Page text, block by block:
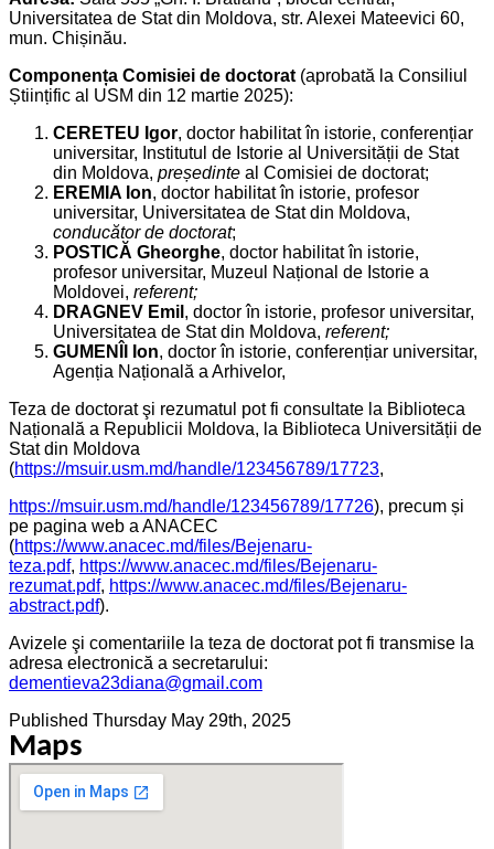
Universitatea de Stat din Moldova, str. Alexei Mateevici 60,
mun. Chișinău.
Componența Comisiei de doctorat (aprobată la Consiliul
Științific al USM din 12 martie 2025):
CERETEU Igor, doctor habilitat în istorie, conferențiar
universitar, Institutul de Istorie al Universității de Stat
din Moldova, președinte al Comisiei de doctorat;
EREMIA Ion, doctor habilitat în istorie, profesor
universitar, Universitatea de Stat din Moldova,
conducător de doctorat;
POSTICĂ Gheorghe, doctor habilitat în istorie,
profesor universitar, Muzeul Național de Istorie a
Moldovei, referent;
DRAGNEV Emil , doctor în istorie, profesor universitar,
Universitatea de Stat din Moldova, referent;
GUMENÎI Ion, doctor în istorie, conferențiar universitar,
Agenția Națională a Arhivelor,
Teza de doctorat şi rezumatul pot fi consultate la Biblioteca
Națională a Republicii Moldova, la Biblioteca Universității de
Stat din Moldova
(https://msuir.usm.md/handle/123456789/17723,
https://msuir.usm.md/handle/123456789/17726), precum și
pe pagina web a ANACEC
(https://www.anacec.md/files/Bejenaru-
teza.pdf, https://www.anacec.md/files/Bejenaru-
rezumat.pdf, https://www.anacec.md/files/Bejenaru-
abstract.pdf).
Avizele şi comentariile la teza de doctorat pot fi transmise la
adresa electronică a secretarului:
dementieva23diana@gmail.com
Published Thursday May 29th, 2025
Maps